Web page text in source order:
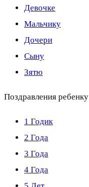
Девочке
Мальчику
Дочери
Сыну
Зятю
Поздравления ребенку
1 Годик
2 Года
3 Года
4 Года